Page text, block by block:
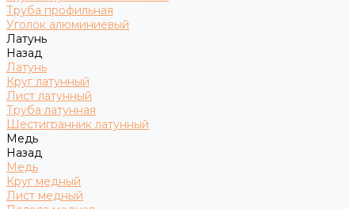
Труба профильная
Уголок алюминиевый
Латунь
Назад
Латунь
Круг латунный
Лист латунный
Труба латунная
Шестигранник латунный
Медь
Назад
Медь
Круг медный
Лист медный